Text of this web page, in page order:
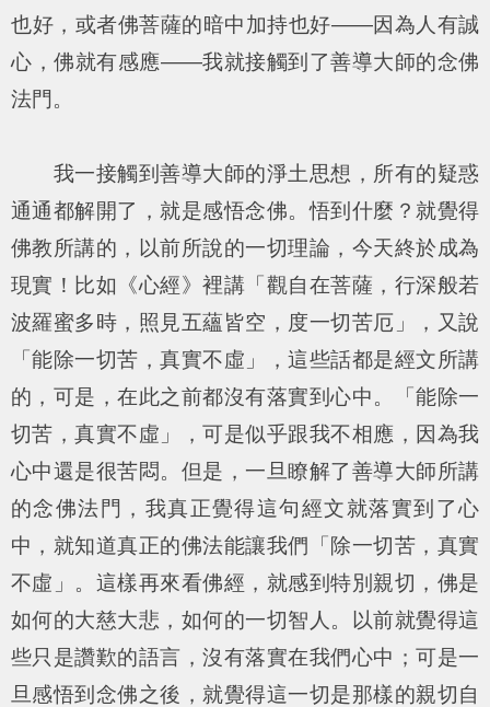
也好，或者佛菩薩的暗中加持也好——因為人有誠
心，佛就有感應——我就接觸到了善導大師的念佛
法門。
我一接觸到善導大師的淨土思想，所有的疑惑
通通都解開了，就是感悟念佛。悟到什麼？就覺得
佛教所講的，以前所說的一切理論，今天終於成為
現實！比如《心經》裡講「觀自在菩薩，行深般若
波羅蜜多時，照見五蘊皆空，度一切苦厄」，又說
「能除一切苦，真實不虛」，這些話都是經文所講
的，可是，在此之前都沒有落實到心中。「能除一
切苦，真實不虛」，可是似乎跟我不相應，因為我
心中還是很苦悶。但是，一旦瞭解了善導大師所講
的念佛法門，我真正覺得這句經文就落實到了心
中，就知道真正的佛法能讓我們「除一切苦，真實
不虛」。這樣再來看佛經，就感到特別親切，佛是
如何的大慈大悲，如何的一切智人。以前就覺得這
些只是讚歎的語言，沒有落實在我們心中；可是一
旦感悟到念佛之後，就覺得這一切是那樣的親切自